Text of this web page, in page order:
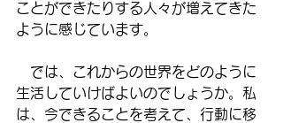
ことができたりする人々が増えてきた
ように感じています。
では、これからの世界をどのように
生活していけばよいのでしょうか。私
は、今できることを考えて、行動に移